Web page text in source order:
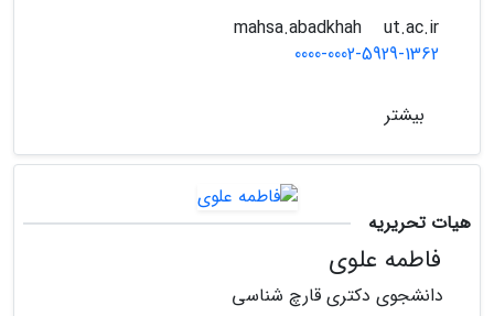
ut.ac.ir
0000-0002-5929-1362
بیشتر
هیات تحریریه
فاطمه علوی
دانشجوی دکتری قارچ شناسی